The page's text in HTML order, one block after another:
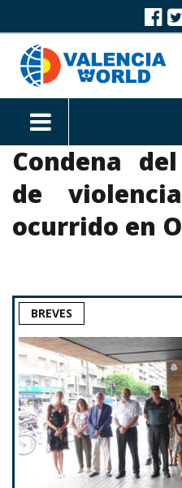
Condena
de
ocurrido en
BREVES